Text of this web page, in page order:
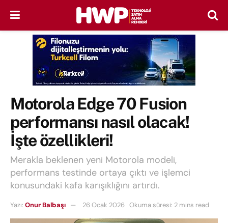
Motorola Edge 70 Fusion
performansı nasıl olacak!
İşte özellikleri!
Merakla beklenen yeni Motorola modeli,
performans testinde ortaya çıktı ve işlemci
konusundaki kafa karışıklığını artırdı.
Yazı: Onur Balbaşı 26 Ocak 2026 Okuma süresi: 2 mins read